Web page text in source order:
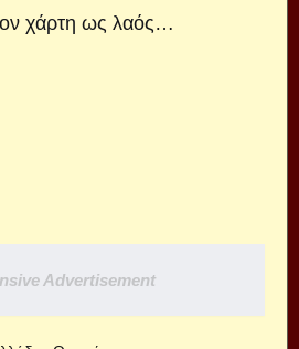
χάρτη ως λαός…
Advertisement